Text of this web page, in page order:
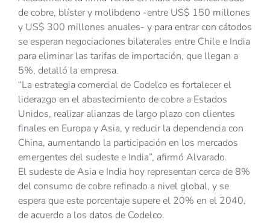
de cobre, blíster y molibdeno -entre US$ 150 millones
y US$ 300 millones anuales- y para entrar con cátodos
se esperan negociaciones bilaterales entre Chile e India
para eliminar las tarifas de importación, que llegan a
5%, detalló la empresa.
“La estrategia comercial de Codelco es fortalecer el
liderazgo en el abastecimiento de cobre a Estados
Unidos, realizar alianzas de largo plazo con clientes
finales en Europa y Asia, y reducir la dependencia con
China, aumentando la participación en los mercados
emergentes del sudeste e India”, afirmó Alvarado.
El sudeste de Asia e India hoy representan cerca de 8%
del consumo de cobre refinado a nivel global, y se
espera que este porcentaje supere el 20% en el 2040,
de acuerdo a los datos de Codelco.